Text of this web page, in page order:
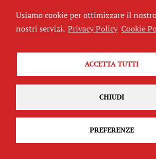
Linda Dalmonte
ULTIME NEWS
Usiamo cookie per ottimizzare il
nostri servizi. Privacy Policy Cookie
ACCETTA TUTTI
CHIUDI
PREFERENZE